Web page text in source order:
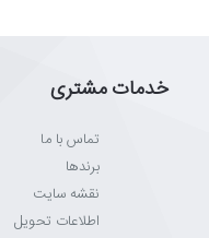
خدمات مشتری
تماس با ما
برندها
نقشه سایت
اطلاعات تحویل